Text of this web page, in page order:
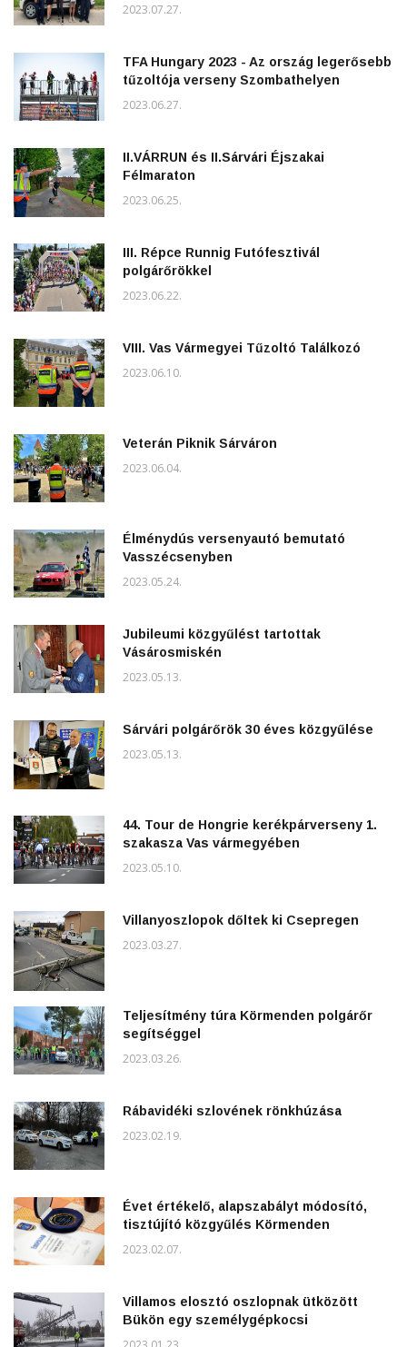
2023.07.27.
TFA Hungary 2023 - Az ország legerősebb
tűzoltója verseny Szombathelyen
2023.06.27.
II.VÁRRUN és II.Sárvári Éjszakai
Félmaraton
2023.06.25.
III. Répce Runnig Futófesztivál
polgárőrökkel
2023.06.22.
VIII. Vas Vármegyei Tűzoltó Találkozó
2023.06.10.
Veterán Piknik Sárváron
2023.06.04.
Élménydús versenyautó bemutató
Vasszécsenyben
2023.05.24.
Jubileumi közgyűlést tartottak
Vásárosmiskén
2023.05.13.
Sárvári polgárőrök 30 éves közgyűlése
2023.05.13.
44. Tour de Hongrie kerékpárverseny 1.
szakasza Vas vármegyében
2023.05.10.
Villanyoszlopok dőltek ki Csepregen
2023.03.27.
Teljesítmény túra Körmenden polgárőr
segítséggel
2023.03.26.
Rábavidéki szlovének rönkhúzása
2023.02.19.
Évet értékelő, alapszabályt módosító,
tisztújító közgyűlés Körmenden
2023.02.07.
Villamos elosztó oszlopnak ütközött
Bükön egy személygépkocsi